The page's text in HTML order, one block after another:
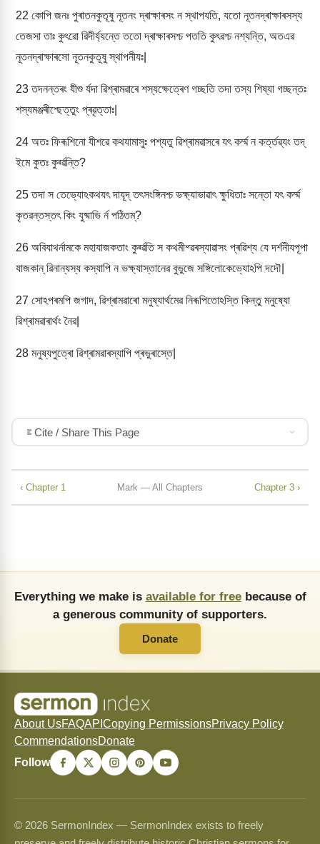
22 কোপি জনঃ পুৰাতনকুতূষু নূতনং দ্ৰাক্ষাৰসং ন স্থাপযতি, যতো নূতনদ্ৰাক্ষাৰসস্য
তেজসা তাঃ কুৎৱো ৱিদীৰ্য্যন্তে ততো দ্ৰাক্ষাৰসশ্চ পততি কুৎৱশ্চ নশ্যন্তি, অতএৱ
নূতনদ্ৰাক্ষাৰসো নূতনকুতূষু স্থাপনীযঃ|
23তদনন্তৰং যীশু ৰ্যদা ৱিশ্ৰামৱাৰে শস্যক্ষেত্ৰেণ গচ্ছতি তদা তস্য শিষ্যা গচ্ছন্তঃ
শস্যমঞ্জৰীশ্ছেত্তুং প্ৰৱৃত্তাঃ|
24 অতঃ ফিৰূশিনো যীশৱে কথযামাসুঃ পশ্যতু ৱিশ্ৰামৱাসৰে যৎ কৰ্ম্ম ন কৰ্ত্তৱ্যং তদ্
ইমে কুতঃ কুৰ্ৱ্ৱন্তি?
25তদা স তেভ্যোঽকথযৎ দাযূদ্ তৎসংঙ্গিনশ্চ ভক্ষ্যাভাৱাৎ ক্ষুধিতাঃ সন্তো যৎ কৰ্ম্ম
কৃতৱন্তস্তৎ কিং যুষ্মাভি ৰ্ন পঠিতম্?
26 অবিযাথৰ্নামকে মহাযাজকতাং কুৰ্ৱ্ৱতি স কথমীশ্ৱৰস্যাৱাসং প্ৰৱিশ্য যে দৰ্শনীযপূপা
যাজকান্ ৱিনান্যস্য কস্যাপি ন ভক্ষ্যাস্তানেৱ বুভুজে সঙ্গিলোকেভ্যোঽপি দদৌ|
27 সোঽপৰমপি জগাদ, ৱিশ্ৰামৱাৰো মনুষ্যাৰ্থমেৱ নিৰূপিতোঽস্তি কিন্তু মনুষ্যো
ৱিশ্ৰামৱাৰাৰ্থং নৈৱ|
28 মনুষ্যপুত্ৰো ৱিশ্ৰামৱাৰস্যাপি প্ৰভুৰাস্তে|
Cite / Share This Page
‹ Chapter 1 Mark — All Chapters Chapter 3 ›
Everything we make is available for freebecause of
a generous community of supporters.
Donate
About UsFAQAPI Copying PermissionsPrivacy Policy
CommendationsDonate
Follow
© 2026 SermonIndex — SermonIndex exists to freely